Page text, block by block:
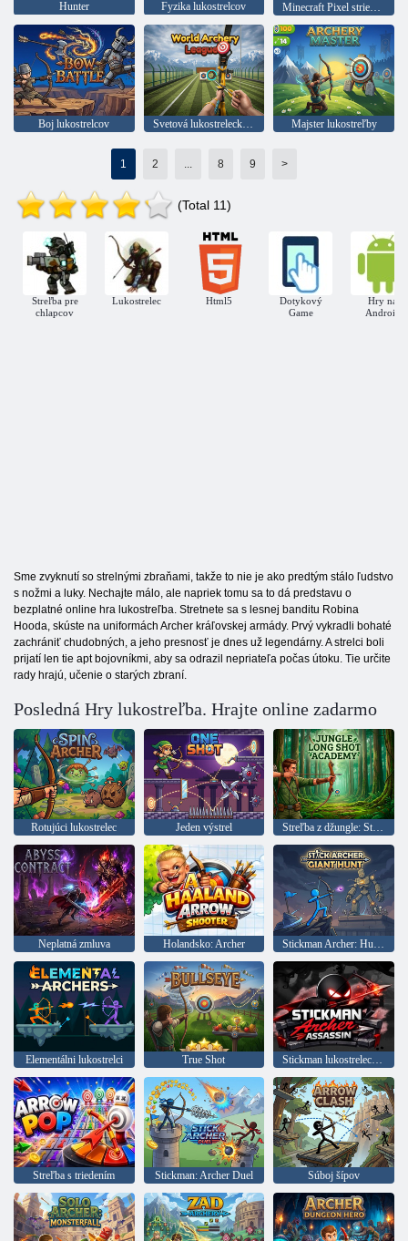
Hunter Fyzika lukostrelcov Minecraft Pixel strieľačka
Boj lukostrelcov Svetová lukostrelecká liga Majster lukostreľby
1 2 8 9 >
(Total 11)
Streľba pre
chlapcov
Lukostrelec Html5
Dotykový
Game
Hry na
Android
Sme zvyknutí so strelnými zbraňami, takže to nie je ako predtým stálo ľudstvo
s nožmi a luky. Nechajte málo, ale napriek tomu sa to dá predstavu o
bezplatné online hra lukostreľba. Stretnete sa s lesnej banditu Robina
Hooda, skúste na uniformách Archer kráľovskej armády. Prvý vykradli bohaté
zachrániť chudobných, a jeho presnosť je dnes už legendárny. A strelci boli
prijatí len tie apt bojovníkmi, aby sa odrazil nepriateľa počas útoku. Tie určite
rady hrajú, učenie o starých zbraní.
Posledná Hry lukostreľba. Hrajte online zadarmo
Rotujúci lukostrelec Jeden výstrel Streľba z džungle: Streľba z diaľky
Neplatná zmluva Holandsko: Archer
Elementálni lukostrelci True Shot Stickman lukostrelec vrah
Streľba s triedením Stickman: Archer Duel Súboj šípov